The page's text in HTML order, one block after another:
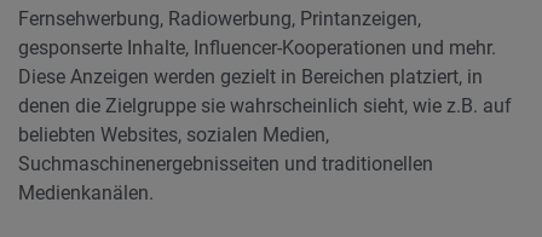
Fernsehwerbung, Radiowerbung, Printanzeigen,
gesponserte Inhalte, Influencer-Kooperationen und mehr.
Diese Anzeigen werden gezielt in Bereichen platziert, in
denen die Zielgruppe sie wahrscheinlich sieht, wie z.B. auf
beliebten Websites, sozialen Medien,
Suchmaschinenergebnisseiten und traditionellen
Medienkanälen.